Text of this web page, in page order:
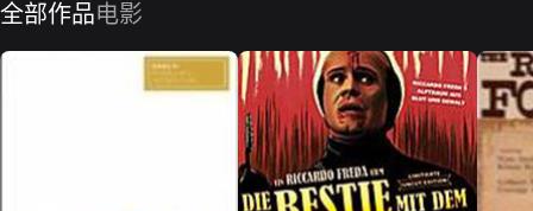
全部作品电影